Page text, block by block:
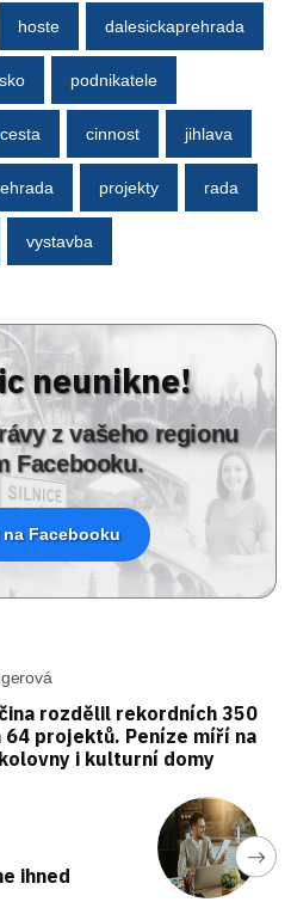
hoste dalesickaprehrada
podnikatele
cesta cinnost jihlava
projekty rada
vystavba
neunikne!
z vašeho regionu
Facebooku.
Facebooku
rozdělil rekordních 350
64 projektů. Peníze míří na
i kulturní domy
ihned